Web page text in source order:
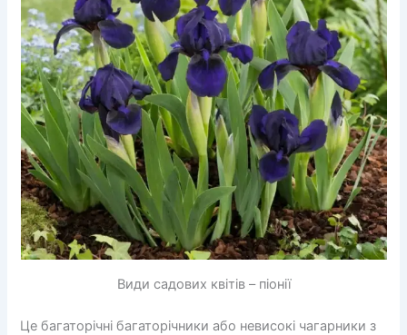
Види садових квітів – піонії
Це багаторічні багаторічники або невисокі чагарники з